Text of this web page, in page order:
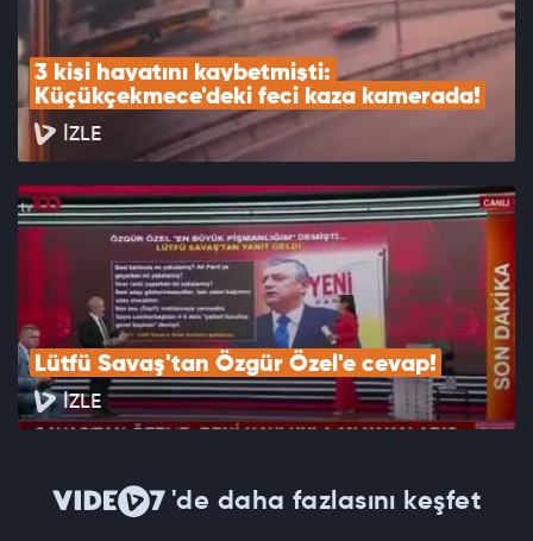
3 kişi hayatını kaybetmişti:
Küçükçekmece'deki feci kaza kamerada!
İZLE
Lütfü Savaş'tan Özgür Özel'e cevap!
İZLE
'de daha fazlasını keşfet